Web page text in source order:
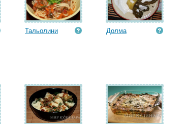
Тальолини Долма